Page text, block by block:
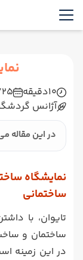
10دقیقه
آژانس
در این مقاله
نمایشگاه
ساختمانی
تایوان، با
ساختمان و
در این زمینه